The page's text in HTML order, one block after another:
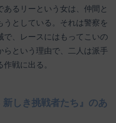
るリーという女は、仲間と
としている。それは警察を
、レースにはもってこいの
らという理由で、二人は派手
戦に出る。
しき挑戦者たち』のあ